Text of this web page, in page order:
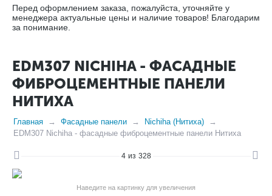
Перед оформлением заказа, пожалуйста, уточняйте у
менеджера актуальные цены и наличие товаров! Благодарим
за понимание.
EDM307 NICHIHA - ФАСАДНЫЕ
ФИБРОЦЕМЕНТНЫЕ ПАНЕЛИ
НИТИХА
Главная Фасадные панели
Nichiha (Нитиха)
EDM307 Nichiha - фасадные фиброцементные панели Нитиха
4 из 328
Наведите на картинку для увеличения